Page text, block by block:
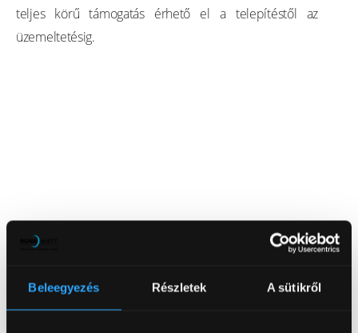
Beleegyezés Részletek A sütikről
teljes körű támogatás érhető el a telepítéstől az
üzemeltetésig.